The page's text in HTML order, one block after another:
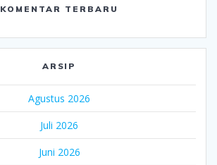
KOMENTAR TERBARU
ARSIP
Agustus 2026
Juli 2026
Juni 2026